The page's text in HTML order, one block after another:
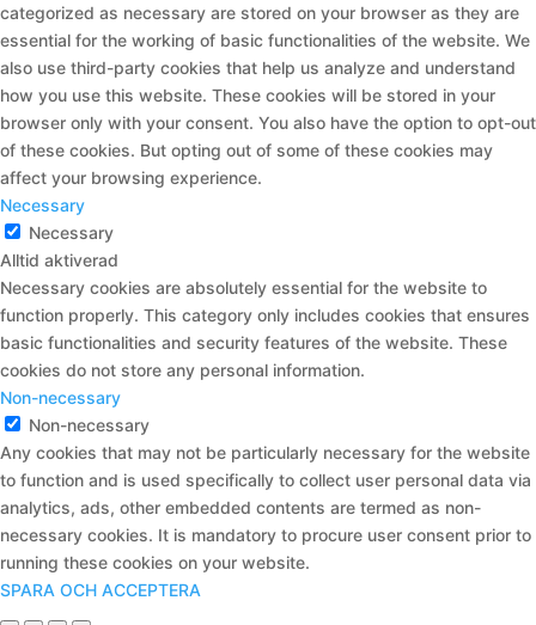
categorized as necessary are stored on your browser as they are
essential for the working of basic functionalities of the website. We
also use third-party cookies that help us analyze and understand
how you use this website. These cookies will be stored in your
browser only with your consent. You also have the option to opt-out
of these cookies. But opting out of some of these cookies may
affect your browsing experience.
Necessary
Necessary
Alltid aktiverad
Necessary cookies are absolutely essential for the website to
function properly. This category only includes cookies that ensures
basic functionalities and security features of the website. These
cookies do not store any personal information.
Non-necessary
Non-necessary
Any cookies that may not be particularly necessary for the website
to function and is used specifically to collect user personal data via
analytics, ads, other embedded contents are termed as non-
necessary cookies. It is mandatory to procure user consent prior to
running these cookies on your website.
SPARA OCH ACCEPTERA